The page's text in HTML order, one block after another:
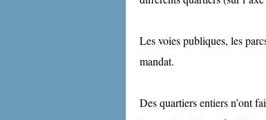
Les voies publiques, les
mandat.
Des quartiers entiers n’ont